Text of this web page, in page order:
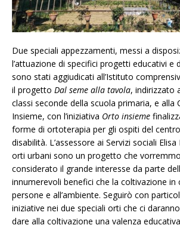
Due speciali appezzamenti, messi a
l’attuazione di specifici progetti educativi e
sono stati aggiudicati all’Istituto
il progetto Dal seme alla tavola, indirizzato
classi seconde della scuola primaria, e alla
Insieme, con l’iniziativa Orto insieme
forme di ortoterapia per gli ospiti del
disabilità. L’assessore ai Servizi sociali
orti urbani sono un progetto che
considerato il grande interesse da parte
innumerevoli benefici che la coltivazione in
persone e all’ambiente. Seguirò con
iniziative nei due speciali orti che ci
dare alla coltivazione una valenza